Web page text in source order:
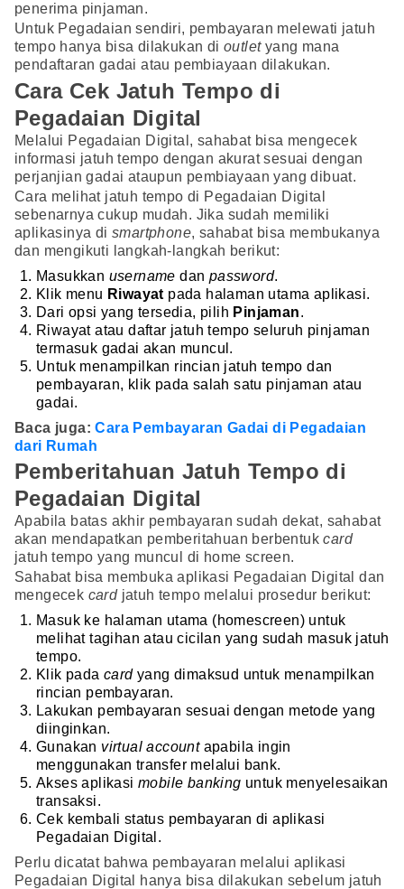
penerima pinjaman.
Untuk Pegadaian sendiri, pembayaran melewati jatuh
tempo hanya bisa dilakukan di outletyang mana
pendaftaran gadai atau pembiayaan dilakukan.
Cara Cek Jatuh Tempo di
Pegadaian Digital
Melalui Pegadaian Digital, sahabat bisa mengecek
informasi jatuh tempo dengan akurat sesuai dengan
perjanjian gadai ataupun pembiayaan yang dibuat.
Cara melihat jatuh tempo di Pegadaian Digital
sebenarnya cukup mudah. Jika sudah memiliki
aplikasinya dismartphone, sahabat bisa membukanya
dan mengikuti langkah-langkah berikut:
Masukkan username dan password.
Klik menu Riwayat pada halaman utama aplikasi.
Dari opsi yang tersedia, pilih Pinjaman.
Riwayat atau daftar jatuh tempo seluruh pinjaman
termasuk gadai akan muncul.
Untuk menampilkan rincian jatuh tempo dan
pembayaran, klik pada salah satu pinjaman atau
gadai.
Baca juga:Cara Pembayaran Gadai di Pegadaian
dari Rumah
Pemberitahuan Jatuh Tempo di
Pegadaian Digital
Apabila batas akhir pembayaran sudah dekat, sahabat
akan mendapatkan pemberitahuan berbentukcard
jatuh tempo yang muncul di home screen.
Sahabat bisa membuka aplikasi Pegadaian Digital dan
mengecek cardjatuh tempo melalui prosedur berikut:
Masuk ke halaman utama (homescreen) untuk
melihat tagihan atau cicilan yang sudah masuk jatuh
tempo.
Klik pada cardyang dimaksud untuk menampilkan
rincian pembayaran.
Lakukan pembayaran sesuai dengan metode yang
diinginkan.
Gunakan virtual accountapabila ingin
menggunakan transfer melalui bank.
Akses aplikasi mobile banking untuk menyelesaikan
transaksi.
Cek kembali status pembayaran di aplikasi
Pegadaian Digital.
Perlu dicatat bahwa pembayaran melalui aplikasi
Pegadaian Digital hanya bisa dilakukan sebelum jatuh